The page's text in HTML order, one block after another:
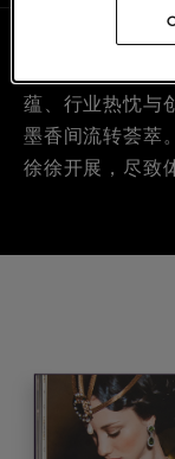
蕴、行业热忱与
墨香间流转荟萃
徐徐开展，尽致